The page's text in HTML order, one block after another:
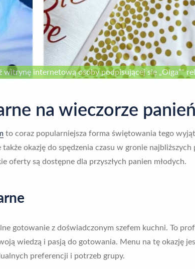
internetową osoby podpisującej się „Olga”"
na wieczorze
to coraz popularniejsza forma świętowania tego
okazję do spędzenia czasu w gronie
oferty są dostępne dla przyszłych panien młodych.
gotowanie z doświadczonym szefem kuchni. To
wiedzą i pasją do gotowania. Menu na tę okazję
preferencji i potrzeb grupy.